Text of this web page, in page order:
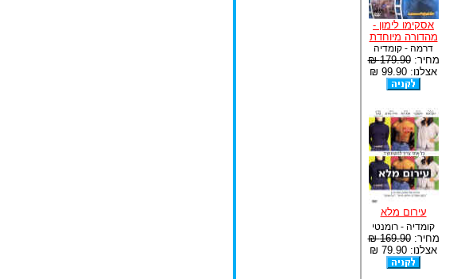
אסקימו לימון -
מהדורה מיוחדת
דרמה - קומדיה
מחיר:179.90 ₪
אצלנו: 99.90 ₪
עירום מלא
קומדיה - רומנטי
מחיר:169.90 ₪
אצלנו: 79.90 ₪